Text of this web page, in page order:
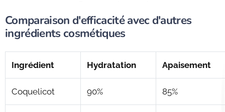
Comparaison d'efficacité avec d'autres
ingrédients cosmétiques
Ingrédient Hydratation Apaisement
Coquelicot 90% 85%